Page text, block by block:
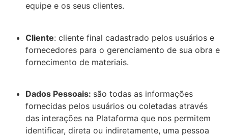
equipe e os seus clientes.
Cliente: cliente final cadastrado pelos usuários e
fornecedores para o gerenciamento de sua obra e
fornecimento de materiais.
Dados Pessoais: são todas as informações
fornecidas pelos usuários ou coletadas através
das interações na Plataforma que nos permitem
identificar, direta ou indiretamente, uma pessoa